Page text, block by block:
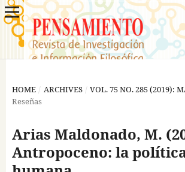
HOME / ARCHIVES / VOL. 75 NO. 285 (2019):
Reseñas
Arias Maldonado, M.
Antropoceno: la